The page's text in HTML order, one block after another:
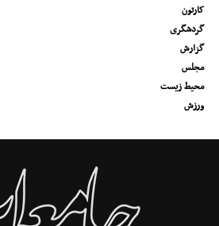
کارتون
گردشگری
گزارش
مجلس
محیط زیست
ورزش